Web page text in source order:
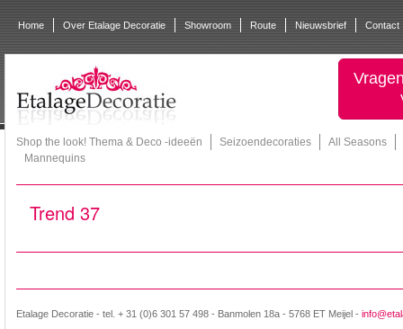
Home Over Etalage Decoratie Showroom Route Nieuwsbrief Contact
Shop the look! Thema & Deco -ideeën Seizoendecoraties
All Seasons
Mannequins
Trend 37
Etalage Decoratie - tel. + 31 (0)6 301 57 498 - Banmolen 18a - 5768 ET Meijel -